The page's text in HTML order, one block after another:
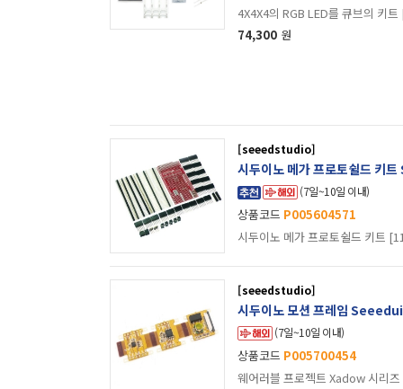
4X4X4의 RGB LED를 큐브의 키
74,300 원
[seeedstudio]
시두이노 메가 프로토쉴드
(7일~10일 이내)
상품코드 P005604571
[seeedstudio]
시두이노 모션 프레임
(7일~10일 이내)
상품코드 P005700454
웨어러블 프로젝트 Xadow 시리